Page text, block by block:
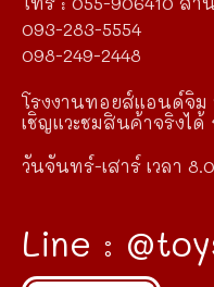
093-283-5554
098-249-2448
โรงงานทอยส์แอนด์จิ
เชิญแวะชมสินค้าจริงไ
วันจันทร์-เสาร์ เวลา
Line :